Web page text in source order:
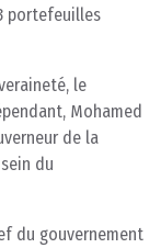
portefeuilles
le
Mohamed
de la
du
du gouvernement